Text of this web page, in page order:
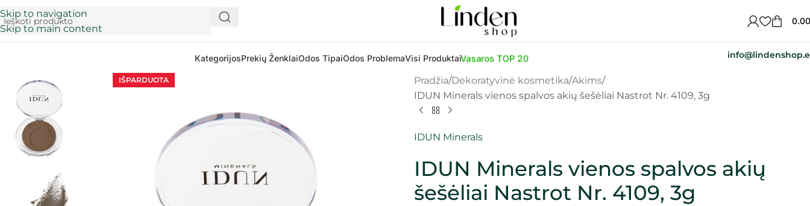
Skip to navigation
Skip to main content
0.00
KategorijosPrekių ŽenklaiOdos TipaiOdos ProblemaVisi ProduktaiVasaros TOP 20
IŠPARDUOTA Pradžia Dekoratyvinė kosmetika Akims
IDUN Minerals vienos spalvos akių šešėliai Nastrot Nr. 4109, 3g
IDUN Minerals
IDUN Minerals vienos spalvos akių
šešėliai Nastrot Nr. 4109, 3g